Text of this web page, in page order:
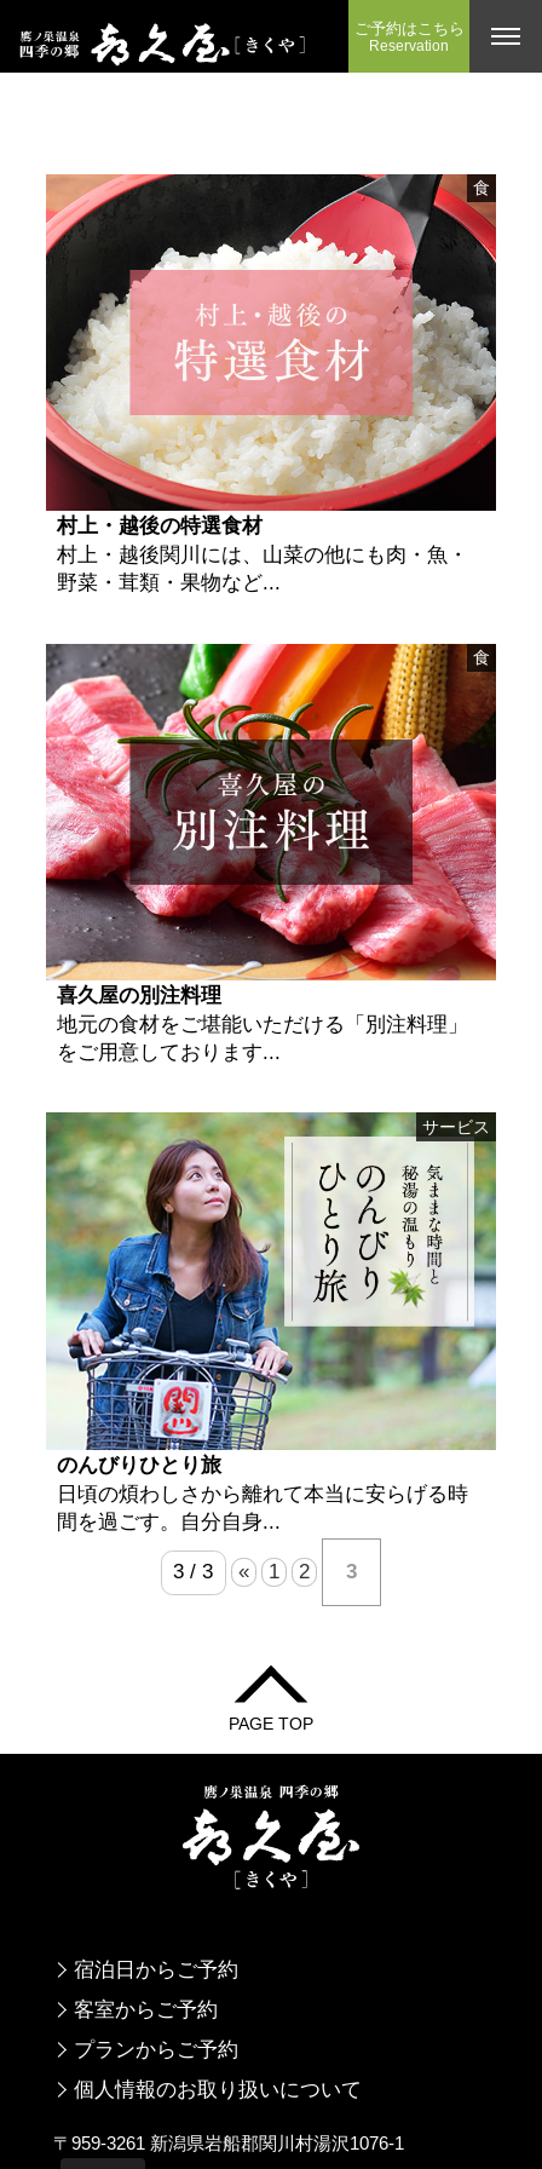
ご予約はこちら
Reservation
食
村上・越後の特選食材
村上・越後関川には、山菜の他にも肉・魚・
野菜・茸類・果物など...
食
喜久屋の別注料理
地元の食材をご堪能いただける「別注料理」
をご用意しております...
サービス
のんびりひとり旅
日頃の煩わしさから離れて本当に安らげる時
間を過ごす。自分自身...
3 / 3 « 1 2 3
PAGE TOP
宿泊日からご予約
客室からご予約
プランからご予約
個人情報のお取り扱いについて
〒959-3261 新潟県岩船郡関川村湯沢1076-1